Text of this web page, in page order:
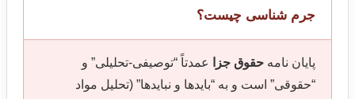
جرم شناسی چیست؟
پایان نامه حقوق جزا
عمدتاً “توصیفی-تحلیلی” و
“حقوقی” است و به “بایدها و نبایدها” (تحلیل مواد